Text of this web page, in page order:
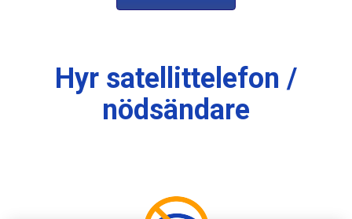
Hyr satellittelefon /
nödsändare